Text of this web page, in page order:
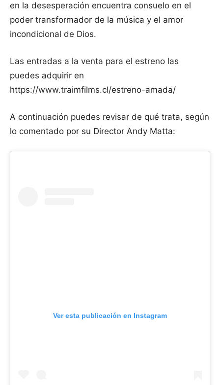
en la desesperación encuentra consuelo en el
poder transformador de la música y el amor
incondicional de Dios.
Las entradas a la venta para el estreno las
puedes adquirir en
https://www.traimfilms.cl/estreno-amada/
A continuación puedes revisar de qué trata, según
lo comentado por su Director Andy Matta:
Ver esta publicación en Instagram